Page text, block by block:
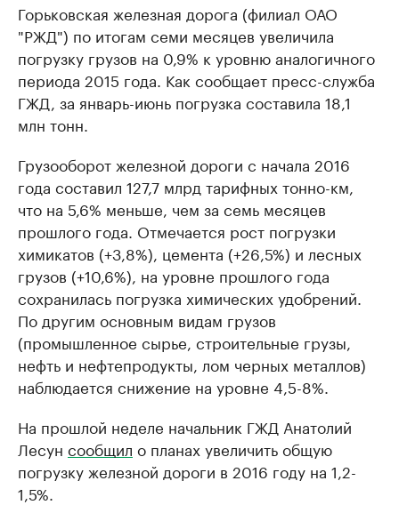
Горьковская железная дорога (филиал ОАО
"РЖД") по итогам семи месяцев увеличила
погрузку грузов на 0,9% к уровню аналогичного
периода 2015 года. Как сообщает пресс-служба
ГЖД, за январь-июнь погрузка составила 18,1
млн тонн.
Грузооборот железной дороги с начала 2016
года составил 127,7 млрд тарифных тонно-км,
что на 5,6% меньше, чем за семь месяцев
прошлого года. Отмечается рост погрузки
химикатов (+3,8%), цемента (+26,5%) и лесных
грузов (+10,6%), на уровне прошлого года
сохранилась погрузка химических удобрений.
По другим основным видам грузов
(промышленное сырье, строительные грузы,
нефть и нефтепродукты, лом черных металлов)
наблюдается снижение на уровне 4,5-8%.
На прошлой неделе начальник ГЖД Анатолий
Лесун сообщил о планах увеличить общую
погрузку железной дороги в 2016 году на 1,2-
1,5%.